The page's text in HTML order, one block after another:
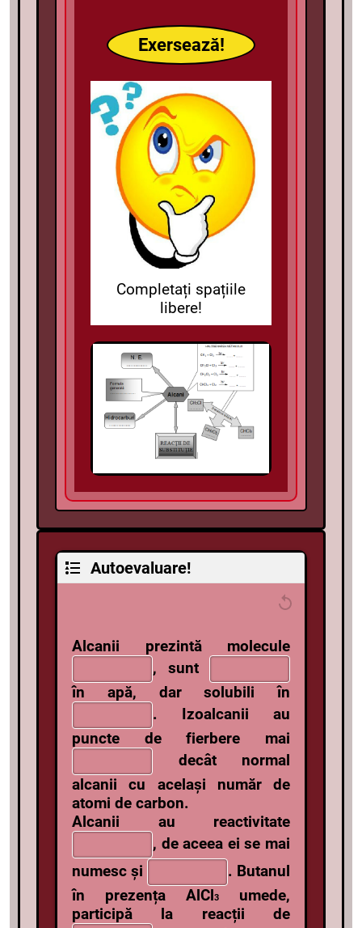
Exersează!
Completați spațiile
libere!
Autoevaluare!
Alcanii prezintă molecule
, sunt
în apă, dar solubili în
. Izoalcanii au
puncte de fierbere mai
decât normal
alcanii cu același număr de
atomi de carbon.
Alcanii au reactivitate
, de aceea ei se mai
numesc și
. Butanul
în prezența AlCl3
umede,
participă la reacții de